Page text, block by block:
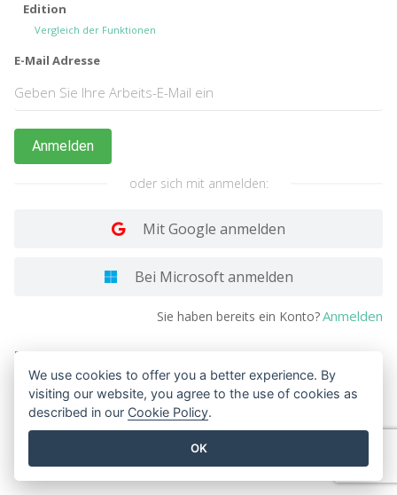
Edition
Vergleich der Funktionen
E-Mail Adresse
Anmelden
oder sich mit anmelden:
Mit Google anmelden
Bei Microsoft anmelden
Sie haben bereits ein Konto?Anmelden
By signing up, you agree to the
We use cookies to offer you a better experience. By
visiting our website, you agree to the use of cookies as
described in our Cookie Policy.
OK